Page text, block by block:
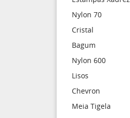
Nylon 70
Cristal
Bagum
Nylon 600
Lisos
Chevron
Meia Tigela